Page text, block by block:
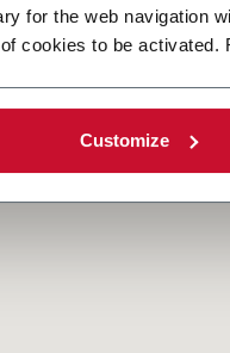
for the web navigation
cookies to be activated.
Customize